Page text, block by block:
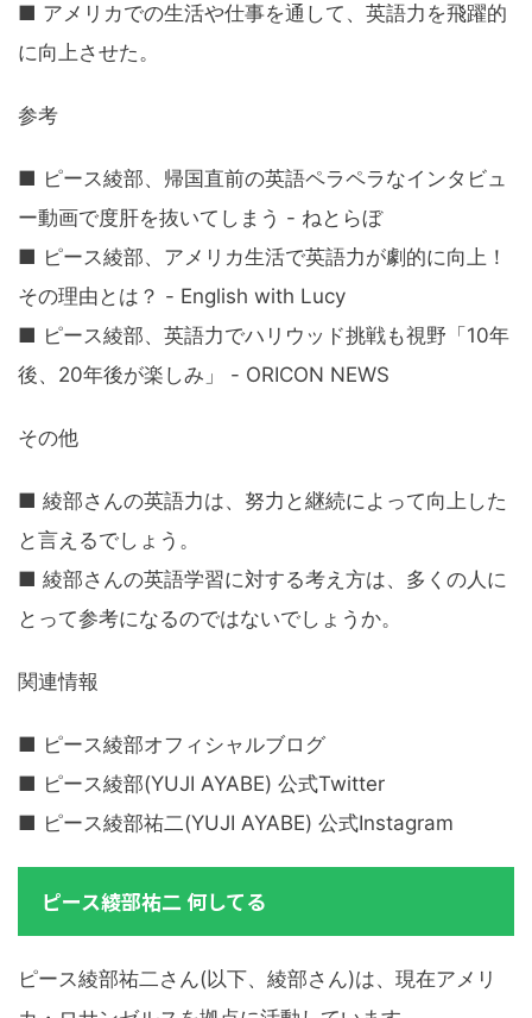
■ アメリカでの生活や仕事を通して、英語力を飛躍的
に向上させた。
参考
■ ピース綾部、帰国直前の英語ペラペラなインタビュ
ー動画で度肝を抜いてしまう - ねとらぼ
■ ピース綾部、アメリカ生活で英語力が劇的に向上！
その理由とは？ - English with Lucy
■ ピース綾部、英語力でハリウッド挑戦も視野「10年
後、20年後が楽しみ」 - ORICON NEWS
その他
■ 綾部さんの英語力は、努力と継続によって向上した
と言えるでしょう。
■ 綾部さんの英語学習に対する考え方は、多くの人に
とって参考になるのではないでしょうか。
関連情報
■ ピース綾部オフィシャルブログ
■ ピース綾部(YUJI AYABE) 公式Twitter
■ ピース綾部祐二(YUJI AYABE) 公式Instagram
ピース綾部祐二 何してる
ピース綾部祐二さん(以下、綾部さん)は、現在アメリ